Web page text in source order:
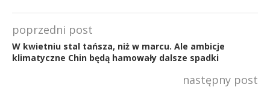
poprzedni post
W kwietniu stal tańsza, niż w marcu. Ale ambicje
klimatyczne Chin będą hamowały dalsze spadki
następny post